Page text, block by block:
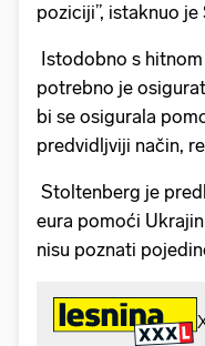
poziciji”, istaknuo
Istodobno s
potrebno je
bi se osigurala
predvidljviji način,
Stoltenberg je
eura pomoći
nisu poznati